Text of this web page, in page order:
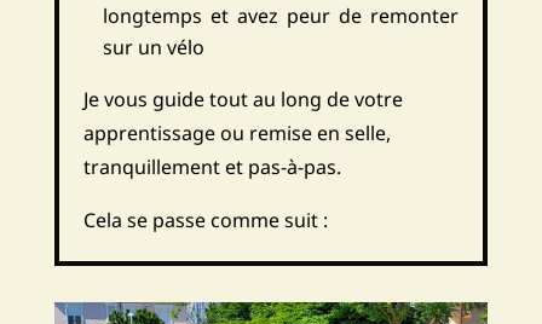
longtemps et avez peur de remonter
sur un vélo
Je vous guide tout au long de votre
apprentissage ou remise en selle,
tranquillement et pas-à-pas.
Cela se passe comme suit :